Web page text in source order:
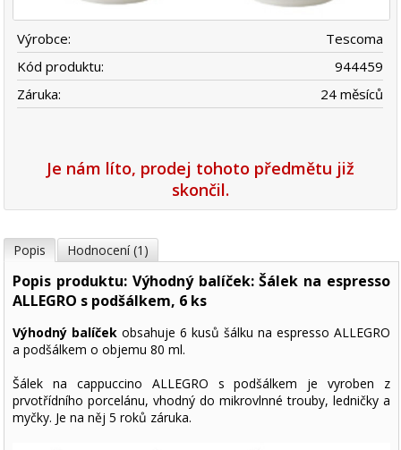
Výrobce:
Tescoma
Kód produktu:
944459
Záruka:
24 měsíců
Je nám líto, prodej tohoto předmětu již
skončil.
Popis Hodnocení (1)
Popis produktu: Výhodný balíček: Šálek na espresso
ALLEGRO s podšálkem, 6 ks
Výhodný balíček obsahuje 6 kusů šálku na espresso ALLEGRO
a podšálkem o objemu 80 ml.
Šálek na cappuccino ALLEGRO s podšálkem je vyroben z
prvotřídního porcelánu, vhodný do mikrovlnné trouby, ledničky a
myčky. Je na něj 5 roků záruka.